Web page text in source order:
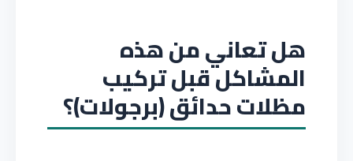
هل تعاني من هذه
المشاكل قبل تركيب
مظلات حدائق (برجولات)؟